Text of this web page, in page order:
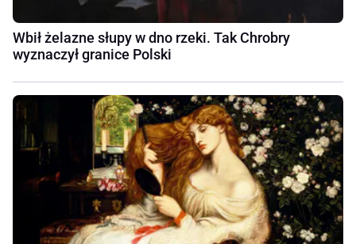
Wbił żelazne słupy w dno rzeki. Tak Chrobry
wyznaczył granice Polski